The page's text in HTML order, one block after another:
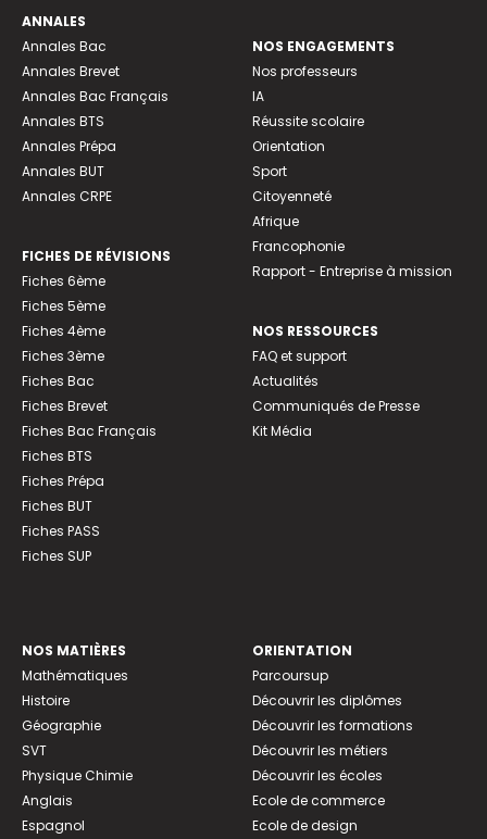
ANNALES
Annales Bac
Annales Brevet
Annales Bac Français
Annales BTS
Annales Prépa
Annales BUT
Annales CRPE
FICHES DE RÉVISIONS
Fiches 6ème
Fiches 5ème
Fiches 4ème
Fiches 3ème
Fiches Bac
Fiches Brevet
Fiches Bac Français
Fiches BTS
Fiches Prépa
Fiches BUT
Fiches PASS
Fiches SUP
NOS ENGAGEMENTS
Nos professeurs
IA
Réussite scolaire
Orientation
Sport
Citoyenneté
Afrique
Francophonie
Rapport - Entreprise à mission
NOS RESSOURCES
FAQ et support
Actualités
Communiqués de Presse
Kit Média
NOS MATIÈRES
Mathématiques
Histoire
Géographie
SVT
Physique Chimie
Anglais
Espagnol
ORIENTATION
Parcoursup
Découvrir les diplômes
Découvrir les formations
Découvrir les métiers
Découvrir les écoles
Ecole de commerce
Ecole de design